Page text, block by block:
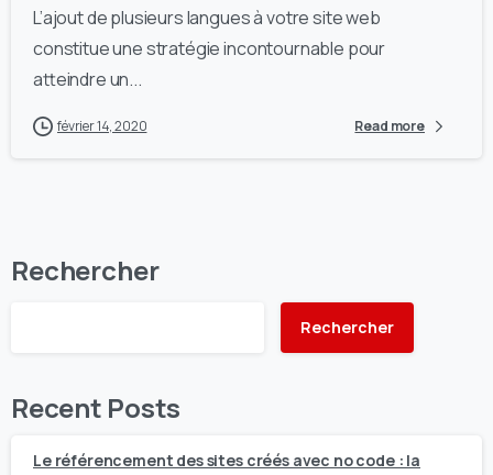
L’ajout de plusieurs langues à votre site web
constitue une stratégie incontournable pour
atteindre un...
février 14, 2020 Read more
Rechercher
Rechercher
Recent Posts
Le référencement des sites créés avec no code : la